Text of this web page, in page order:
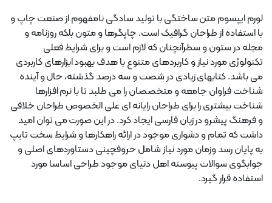
لورم ایپسوم متن ساختگی با تولید سادگی نامفهوم از صنعت چاپ و
با استفاده از طراحان گرافیک است. چاپگرها و متون بلکه روزنامه و
مجله در ستون و سطرآنچنان که لازم است و برای شرایط فعلی
تکنولوژی مورد نیاز و کاربردهای متنوع با هدف بهبود ابزارهای کاربردی
می باشد. کتابهای زیادی در شصت و سه درصد گذشته، حال و آینده
شناخت فراوان جامعه و متخصصان را می طلبد تا با نرم افزارها
شناخت بیشتری را برای طراحان رایانه ای علی الخصوص طراحان خلاقی
و فرهنگ پیشرو در زبان فارسی ایجاد کرد. در این صورت می توان امید
داشت که تمام و دشواری موجود در ارائه راهکارها و شرایط سخت تایپ
به پایان رسد وزمان مورد نیاز شامل حروفچینی دستاوردهای اصلی و
جوابگوی سوالات پیوسته اهل دنیای موجود طراحی اساسا مورد
استفاده قرار گیرد.